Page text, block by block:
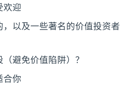
欢迎
，以及一些著名的价值投资者
避免价值陷阱）？
合你